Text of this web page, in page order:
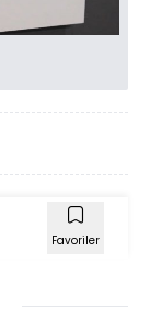
Favoriler